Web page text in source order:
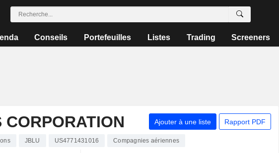
Conseils Portefeuilles Listes Trading Screeners
Ajouter à une liste Rapport PDF
JBLU US4771431016 Compagnies aériennes